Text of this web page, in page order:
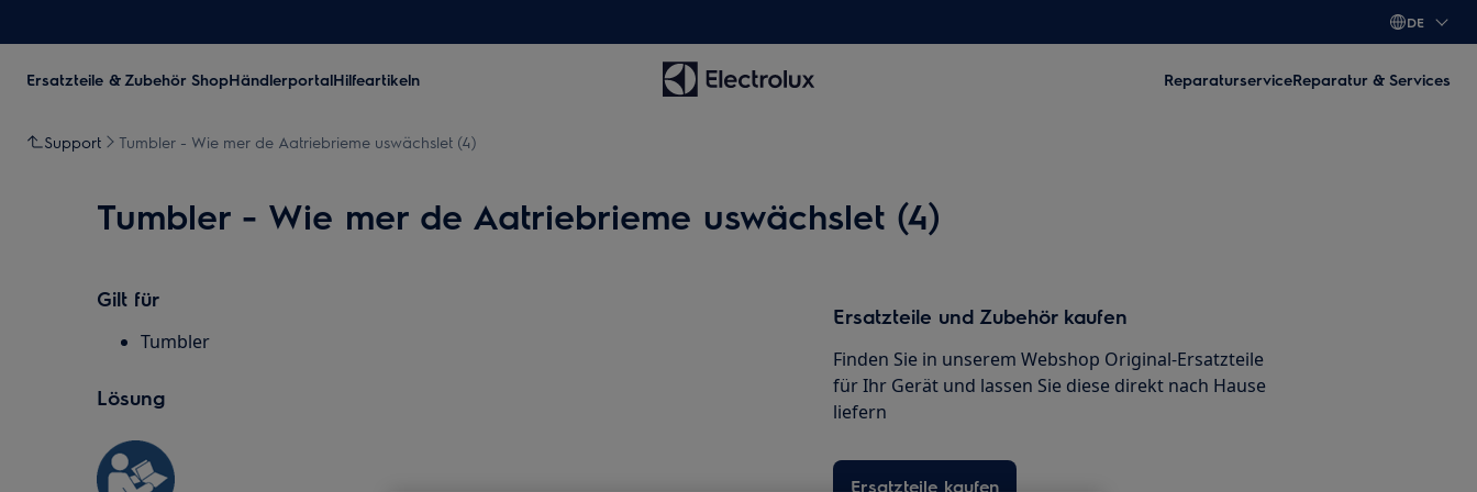
DE
Ersatzteile & Zubehör ShopHändlerportalHilfeartikeln ReparaturserviceReparatur & Services
Support Tumbler - Wie mer de Aatriebrieme uswächslet (4)
Tumbler - Wie mer de Aatriebrieme uswächslet (4)
Gilt für
Tumbler
Lösung
Ersatzteile und Zubehör kaufen
Finden Sie in unserem Webshop Original-Ersatzteile
für Ihr Gerät und lassen Sie diese direkt nach Hause
liefern
Ersatzteile kaufen